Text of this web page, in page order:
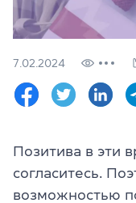
Оставить заявку
Язык сайта
(063) 580 11 00
(098) 580 11 00
г. Киев, метро
7.02.2024
Позитива в эти
согласитесь.
возможностью